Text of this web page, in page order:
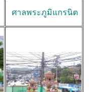
ศาลพระภูมิแกรนิต